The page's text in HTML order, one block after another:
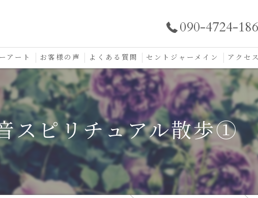
090-4724-
アート お客様の声
口コミ
よくある質問 セントジャーメイン
セントジャーメイン愛の学校
セントジャーメインブレッシン
お守りジュエリー
アクセス
スピリチュアル散歩①